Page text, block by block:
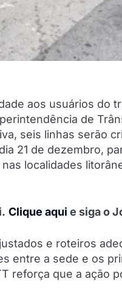
aos usuários do
de
seis linhas serão
21 de dezembro,
localidades
Clique aqui e siga o
e roteiros
entre a sede e os
reforça que a ação